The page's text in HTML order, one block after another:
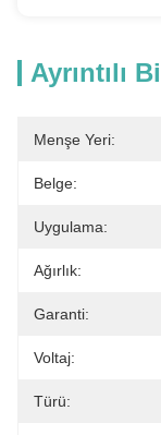
Ayrıntılı
Menşe Yeri:
Belge:
Uygulama:
Ağırlık:
Garanti:
Voltaj:
Türü: